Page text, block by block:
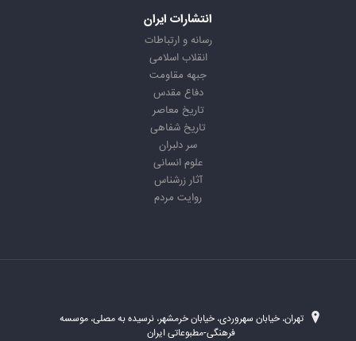
انتشارات ایران
رسانه و ارتباطات
انقلاب اسلامی
جبهه مقاومت
دفاع مقدس
تاریخ معاصر
تاریخ شفاهی
سر دلبران
علوم انسانی
آثار زرشناس
روایت مردم
تهران، خیابان سهروردی، خیابان خرمشهر، نرسیده به مصلی، موسسه
فرهنگی-مطبوعاتی ایران